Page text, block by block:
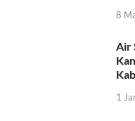
8
Air
1